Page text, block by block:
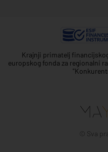
Krajnji primatelj
europskog fonda za regionalni
© Sva